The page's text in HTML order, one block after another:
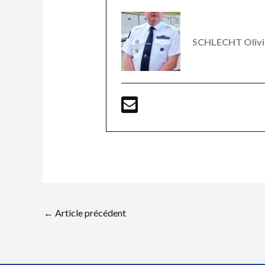
SCHLECHT
← Article précédent